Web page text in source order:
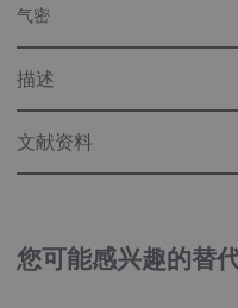
气密
描述
文献资料
您可能感兴趣的替